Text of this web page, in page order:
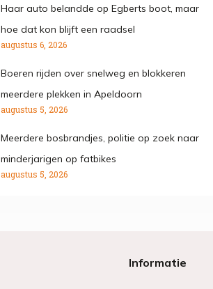
Haar auto belandde op Egberts boot, maar
hoe dat kon blijft een raadsel
augustus 6, 2026
Boeren rijden over snelweg en blokkeren
meerdere plekken in Apeldoorn
augustus 5, 2026
Meerdere bosbrandjes, politie op zoek naar
minderjarigen op fatbikes
augustus 5, 2026
Informatie